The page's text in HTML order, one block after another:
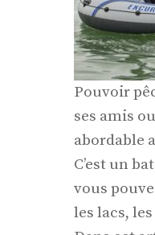
Pouvoir
ses amis
abordable
C’est un
vous
les lacs,